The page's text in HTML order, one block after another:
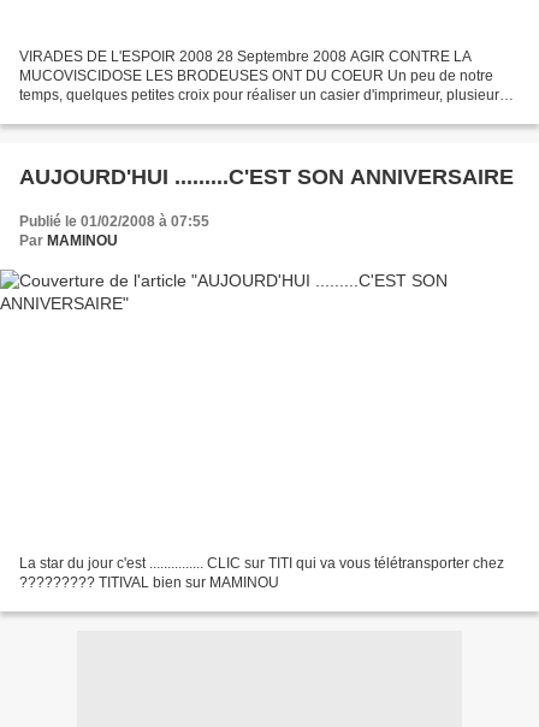
VIRADES DE L'ESPOIR 2008 28 Septembre 2008 AGIR CONTRE LA
MUCOVISCIDOSE LES BRODEUSES ONT DU COEUR Un peu de notre
temps, quelques petites croix pour réaliser un casier d'imprimeur, plusieurs
AUJOURD'HUI .........C'EST SON ANNIVERSAIRE
Publié le 01/02/2008 à 07:55
Par MAMINOU
La star du jour c'est ............... CLIC sur TITI qui va vous télétransporter chez
????????? TITIVAL bien sur MAMINOU